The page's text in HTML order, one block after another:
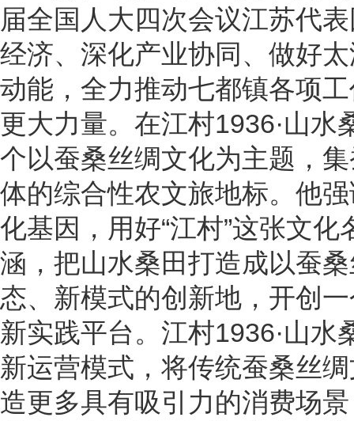
届全国人大四次会议江苏代
经济、深化产业协同、做好
动能，全力推动七都镇各项
更大力量。在江村1936·山
个以蚕桑丝绸文化为主题，
体的综合性农文旅地标。他
化基因，用好“江村”这张文
涵，把山水桑田打造成以蚕
态、新模式的创新地，开创
新实践平台。江村1936·山
新运营模式，将传统蚕桑丝
造更多具有吸引力的消费场